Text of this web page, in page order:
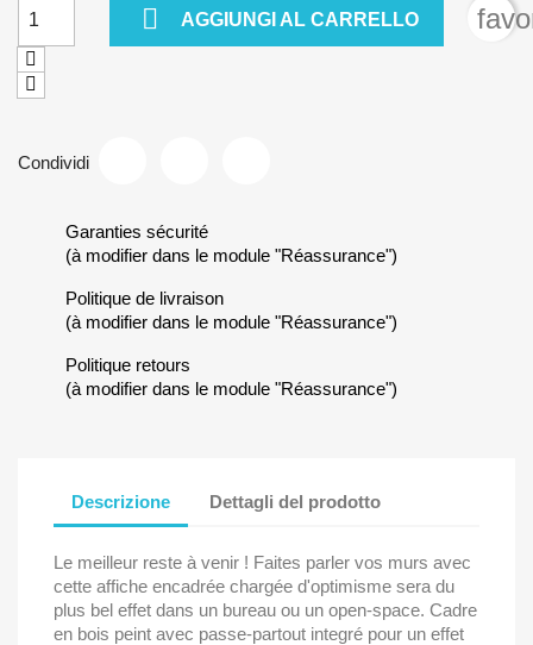
 AGGIUNGI AL CARRELLO
Condividi
Garanties sécurité
(à modifier dans le module "Réassurance")
Politique de livraison
(à modifier dans le module "Réassurance")
Politique retours
(à modifier dans le module "Réassurance")
Descrizione Dettagli del prodotto
Le meilleur reste à venir ! Faites parler vos murs avec
cette affiche encadrée chargée d'optimisme sera du
plus bel effet dans un bureau ou un open-space. Cadre
en bois peint avec passe-partout integré pour un effet